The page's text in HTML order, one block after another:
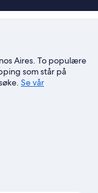
Aires. To populære
som står på
Se vår